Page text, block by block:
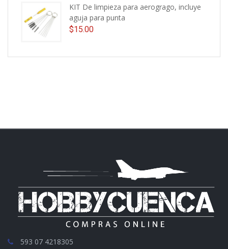
KIT De limpieza para aerogrago, incluye
aguja para punta
$15.00
593 07 4218305